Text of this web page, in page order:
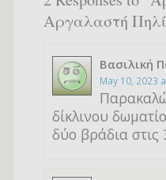
Αργαλαστή
Βασιλική
May 10, 2023
δίκλινου
δύο βράδια